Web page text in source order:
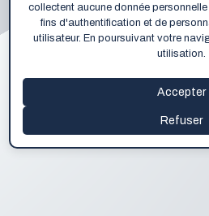
collectent aucune donnée
fins d'authentification et de
utilisateur. En poursuivant votre
utilisation.
Accepter
Refuser